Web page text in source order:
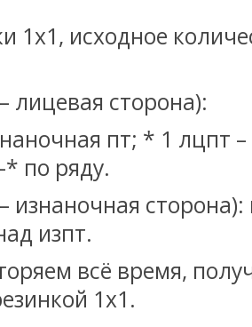
1х1, исходное
лицевая сторона):
пт; * 1 лцпт
по ряду.
изнаночная
изпт.
всё время,
1х1.